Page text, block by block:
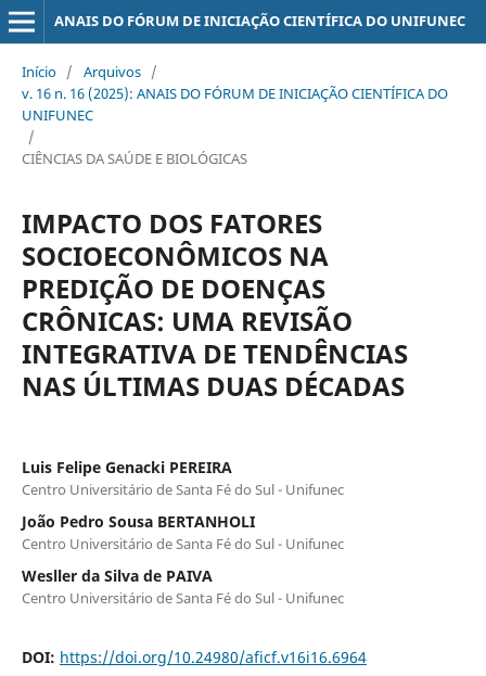
ANAIS DO FÓRUM DE INICIAÇÃO CIENTÍFICA DO UNIFUNEC
Início / Arquivos /
v. 16 n. 16 (2025): ANAIS DO FÓRUM DE INICIAÇÃO CIENTÍFICA DO
UNIFUNEC
/
CIÊNCIAS DA SAÚDE E BIOLÓGICAS
IMPACTO DOS FATORES
SOCIOECONÔMICOS NA
PREDIÇÃO DE DOENÇAS
CRÔNICAS: UMA REVISÃO
INTEGRATIVA DE TENDÊNCIAS
NAS ÚLTIMAS DUAS DÉCADAS
Luis Felipe Genacki PEREIRA
Centro Universitário de Santa Fé do Sul - Unifunec
João Pedro Sousa BERTANHOLI
Centro Universitário de Santa Fé do Sul - Unifunec
Wesller da Silva de PAIVA
Centro Universitário de Santa Fé do Sul - Unifunec
DOI: https://doi.org/10.24980/aficf.v16i16.6964